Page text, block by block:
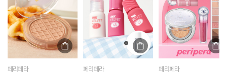
페리페라 페리페라 페리페라